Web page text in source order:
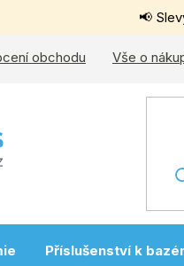
📢
obchodu Vše o
Příslušenství k